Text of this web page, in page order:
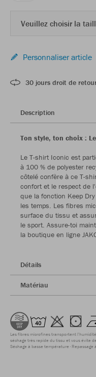
Veuillez choisir la
Personnaliser article
30 jours droit de
Description
Ton style, ton choix :
Le T-shirt Iconic est
à 100 % de polyester
côtelé confère à ce T-
confort et le respect de
que la fonction Keep
les temps. Les fibres
surface du tissu et
le sport. Assure-toi
la boutique en ligne
Détails
Matériau
Les fibres microfines transportent
séchage très rapide du tissu et vous évite
Séchage à basse température Repassage